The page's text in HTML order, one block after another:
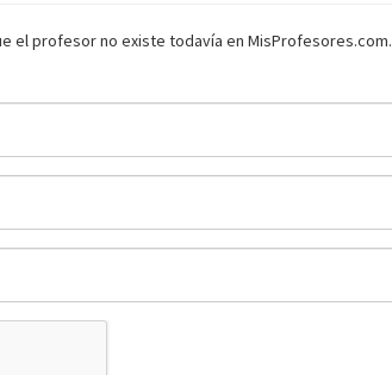
el profesor no existe todavía en MisProfesores.com.